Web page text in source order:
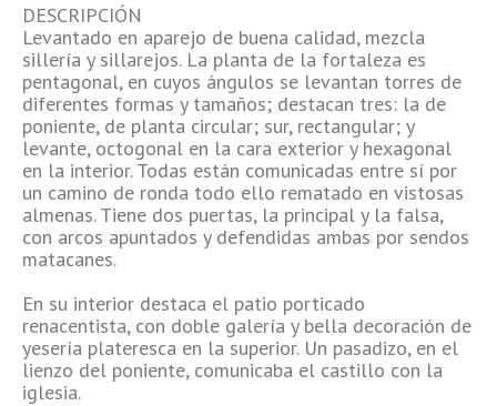
DESCRIPCIÓN
Levantado en aparejo de buena calidad, mezcla
sillería y sillarejos. La planta de la fortaleza es
pentagonal, en cuyos ángulos se levantan torres de
diferentes formas y tamaños; destacan tres: la de
poniente, de planta circular; sur, rectangular; y
levante, octogonal en la cara exterior y hexagonal
en la interior. Todas están comunicadas entre sí por
un camino de ronda todo ello rematado en vistosas
almenas. Tiene dos puertas, la principal y la falsa,
con arcos apuntados y defendidas ambas por sendos
matacanes.
En su interior destaca el patio porticado
renacentista, con doble galería y bella decoración de
yesería plateresca en la superior. Un pasadizo, en el
lienzo del poniente, comunicaba el castillo con la
iglesia.